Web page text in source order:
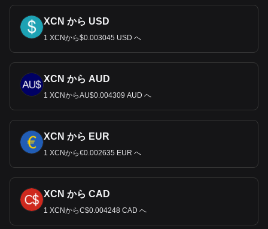
XCN から USD
1 XCNから$0.003045 USD へ
XCN から AUD
1 XCNからAU$0.004309 AUD へ
XCN から EUR
1 XCNから€0.002635 EUR へ
XCN から CAD
1 XCNからC$0.004248 CAD へ